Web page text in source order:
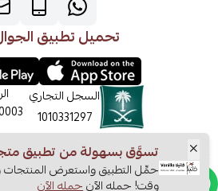
تحميل تطبيق
السجل التجاري
1010331297
تسوَّق بسهولة من تطبيق
حمِّل التطبيق واستعرض المنتجات
وقت! حمله الآنحمله الآن